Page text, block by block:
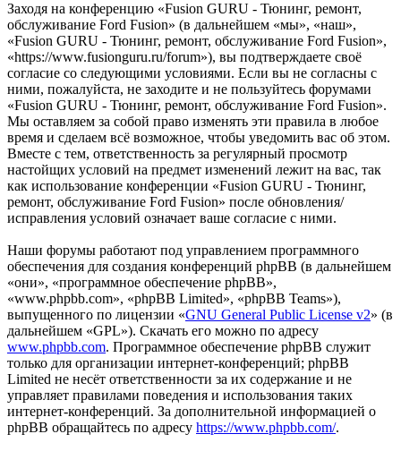
Заходя на конференцию «Fusion GURU - Тюнинг, ремонт,
обслуживание Ford Fusion» (в дальнейшем «мы», «наш»,
«Fusion GURU - Тюнинг, ремонт, обслуживание Ford Fusion»,
«https://www.fusionguru.ru/forum»), вы подтверждаете своё
согласие со следующими условиями. Если вы не согласны с
ними, пожалуйста, не заходите и не пользуйтесь форумами
«Fusion GURU - Тюнинг, ремонт, обслуживание Ford Fusion».
Мы оставляем за собой право изменять эти правила в любое
время и сделаем всё возможное, чтобы уведомить вас об этом.
Вместе с тем, ответственность за регулярный просмотр
настойщих условий на предмет изменений лежит на вас, так
как использование конференции «Fusion GURU - Тюнинг,
ремонт, обслуживание Ford Fusion» после обновления/
исправления условий означает ваше согласие с ними.
Наши форумы работают под управлением программного
обеспечения для создания конференций phpBB (в дальнейшем
«они», «программное обеспечение phpBB»,
«www.phpbb.com», «phpBB Limited», «phpBB Teams»),
выпущенного по лицензии «GNU General Public License v2» (в
дальнейшем «GPL»). Скачать его можно по адресу
www.phpbb.com. Программное обеспечение phpBB служит
только для организации интернет-конференций; phpBB
Limited не несёт ответственности за их содержание и не
управляет правилами поведения и использования таких
интернет-конференций. За дополнительной информацией о
phpBB обращайтесь по адресу https://www.phpbb.com/.